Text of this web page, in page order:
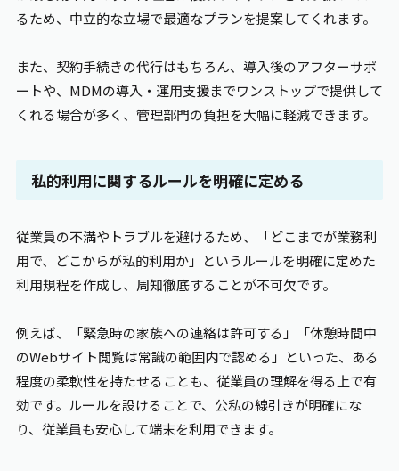
るため、中立的な立場で最適なプランを提案してくれます。
また、契約手続きの代行はもちろん、導入後のアフターサポ
ートや、MDMの導入・運用支援までワンストップで提供して
くれる場合が多く、管理部門の負担を大幅に軽減できます。
私的利用に関するルールを明確に定める
従業員の不満やトラブルを避けるため、「どこまでが業務利
用で、どこからが私的利用か」というルールを明確に定めた
利用規程を作成し、周知徹底することが不可欠です。
例えば、「緊急時の家族への連絡は許可する」「休憩時間中
のWebサイト閲覧は常識の範囲内で認める」といった、ある
程度の柔軟性を持たせることも、従業員の理解を得る上で有
効です。ルールを設けることで、公私の線引きが明確にな
り、従業員も安心して端末を利用できます。